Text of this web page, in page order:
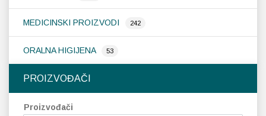
MEDICINSKI PROIZVODI 242
ORALNA HIGIJENA 53
PROIZVOĐAČI
Proizvođači